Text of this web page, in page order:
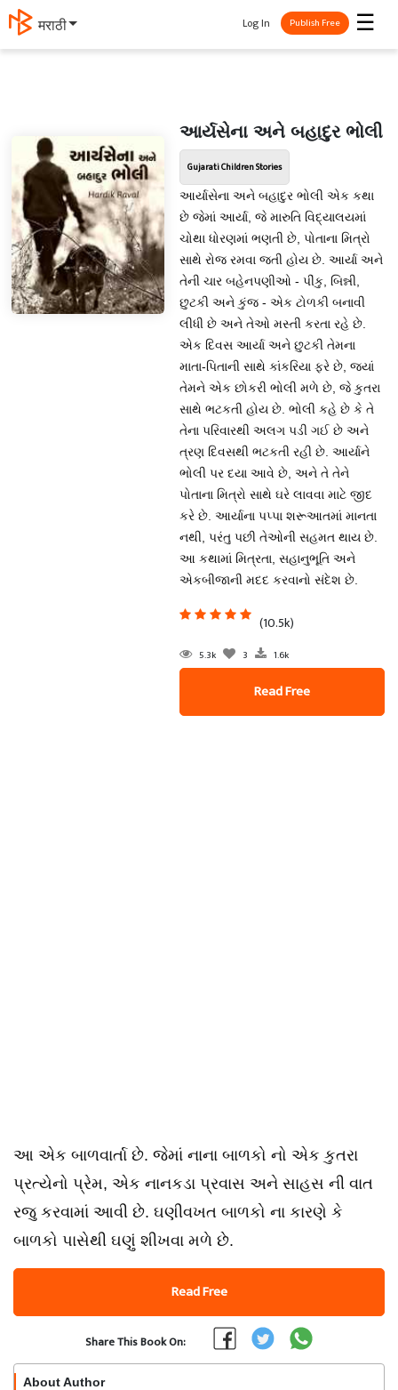
मराठी ☰
Log In Publish Free
આર્યસેના અને બહાદુર ભોલી
Gujarati Children Stories
આર્યાસેના અને બહાદુર ભોલી એક કથા
છે જેમાં આર્યા, જે મારુતિ વિદ્યાલયમાં
ચોથા ધોરણમાં ભણતી છે, પોતાના મિત્રો
સાથે રોજ રમવા જતી હોય છે. આર્યા અને
તેની ચાર બહેનપણીઓ - પીંકુ, બિન્ની,
છુટકી અને કુંજ - એક ટોળકી બનાવી
લીધી છે અને તેઓ મસ્તી કરતા રહે છે.
એક દિવસ આર્યા અને છુટકી તેમના
માતા-પિતાની સાથે કાંકરિયા ફરે છે, જ્યાં
તેમને એક છોકરી ભોલી મળે છે, જે કુતરા
સાથે ભટકતી હોય છે. ભોલી કહે છે કે તે
તેના પરિવારથી અલગ પડી ગઈ છે અને
ત્રણ દિવસથી ભટકતી રહી છે. આર્યાને
ભોલી પર દયા આવે છે, અને તે તેને
પોતાના મિત્રો સાથે ઘરે લાવવા માટે જીદ
કરે છે. આર્યાના પપ્પા શરૂઆતમાં માનતા
નથી, પરંતુ પછી તેઓની સહમત થાય છે.
આ કથામાં મિત્રતા, સહાનુભૂતિ અને
એકબીજાની મદદ કરવાનો સંદેશ છે.
(10.5k)
5.3k 3 1.6k
Read Free
આ એક બાળવાર્તા છે. જેમાં નાના બાળકો નો એક કુતરા
પ્રત્યેનો પ્રેમ, એક નાનકડા પ્રવાસ અને સાહસ ની વાત
રજુ કરવામાં આવી છે. ઘણીવખત બાળકો ના કારણે કે
બાળકો પાસેથી ઘણું શીખવા મળે છે.
Read Free
Share This Book On:
About Author